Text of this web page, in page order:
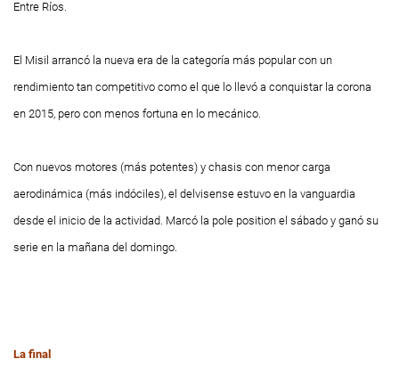
Entre Ríos.
El Misil arrancó la nueva era de la categoría más popular con un
rendimiento tan competitivo como el que lo llevó a conquistar la corona
en 2015, pero con menos fortuna en lo mecánico.
Con nuevos motores (más potentes) y chasis con menor carga
aerodinámica (más indóciles), el delvisense estuvo en la vanguardia
desde el inicio de la actividad. Marcó la pole position el sábado y ganó su
serie en la mañana del domingo.
La final